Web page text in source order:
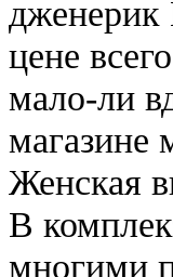
цене
мало-ли
магазине
Женская
В
многими